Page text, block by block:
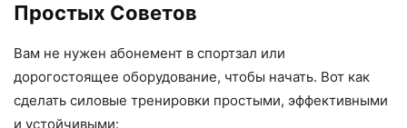
Простых Советов
Вам не нужен абонемент в спортзал или
дорогостоящее оборудование, чтобы начать. Вот как
сделать силовые тренировки простыми, эффективными
и устойчивыми: